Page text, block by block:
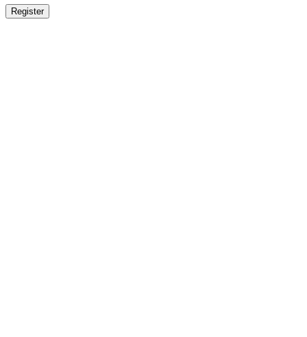
Register